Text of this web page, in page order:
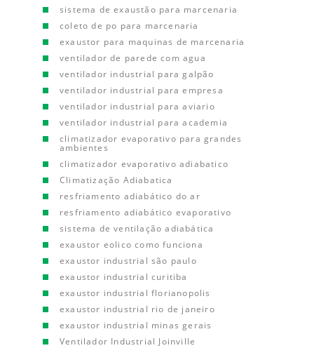
sistema de exaustão para marcenaria
coleto de po para marcenaria
exaustor para maquinas de marcenaria
ventilador de parede com agua
ventilador industrial para galpão
ventilador industrial para empresa
ventilador industrial para aviario
ventilador industrial para academia
climatizador evaporativo para grandes
ambientes
climatizador evaporativo adiabatico
Climatização Adiabatica
resfriamento adiabático do ar
resfriamento adiabático evaporativo
sistema de ventilação adiabática
exaustor eolico como funciona
exaustor industrial são paulo
exaustor industrial curitiba
exaustor industrial florianopolis
exaustor industrial rio de janeiro
exaustor industrial minas gerais
Ventilador Industrial Joinville